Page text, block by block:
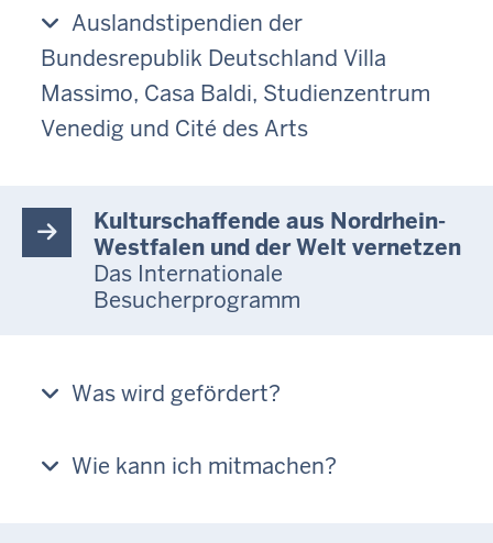
Auslandstipendien der
Bundesrepublik Deutschland Villa
Massimo, Casa Baldi, Studienzentrum
Venedig und Cité des Arts
Kulturschaffende aus Nordrhein-
Westfalen und der Welt vernetzen
Das Internationale
Besucherprogramm
Was wird gefördert?
Wie kann ich mitmachen?